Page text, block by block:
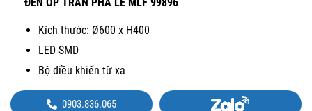
Kích thước: Ø600 x H400
LED SMD
Bộ điều khiển từ xa
0903.836.065